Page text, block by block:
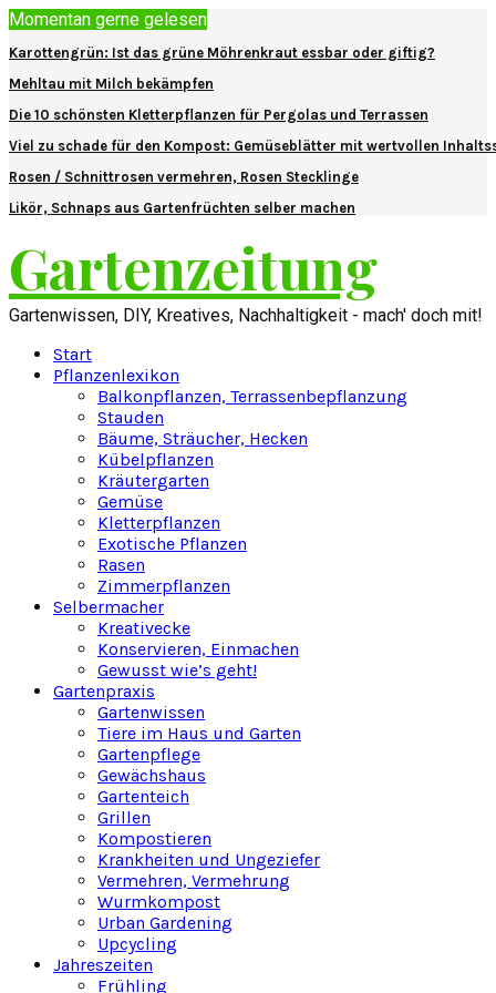
Momentan gerne gelesen
Karottengrün: Ist das grüne Möhrenkraut essbar oder giftig?
Mehltau mit Milch bekämpfen
Die 10 schönsten Kletterpflanzen für Pergolas und Terrassen
Viel zu schade für den Kompost: Gemüseblätter mit wertvollen
Rosen / Schnittrosen vermehren, Rosen Stecklinge
Likör, Schnaps aus Gartenfrüchten selber machen
Gartenzeitung
Gartenwissen, DIY, Kreatives, Nachhaltigkeit - mach' doch mit!
Start
Pflanzenlexikon
Balkonpflanzen, Terrassenbepflanzung
Stauden
Bäume, Sträucher, Hecken
Kübelpflanzen
Kräutergarten
Gemüse
Kletterpflanzen
Exotische Pflanzen
Rasen
Zimmerpflanzen
Selbermacher
Kreativecke
Konservieren, Einmachen
Gewusst wie’s geht!
Gartenpraxis
Gartenwissen
Tiere im Haus und Garten
Gartenpflege
Gewächshaus
Gartenteich
Grillen
Kompostieren
Krankheiten und Ungeziefer
Vermehren, Vermehrung
Wurmkompost
Urban Gardening
Upcycling
Jahreszeiten
Frühling